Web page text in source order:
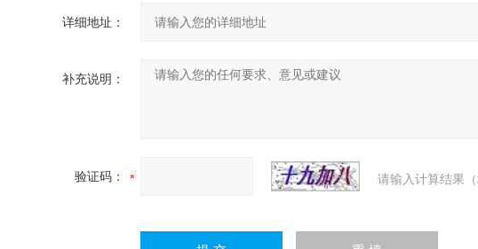
详细地址：
补充说明：
验证码： 请输入计算结果